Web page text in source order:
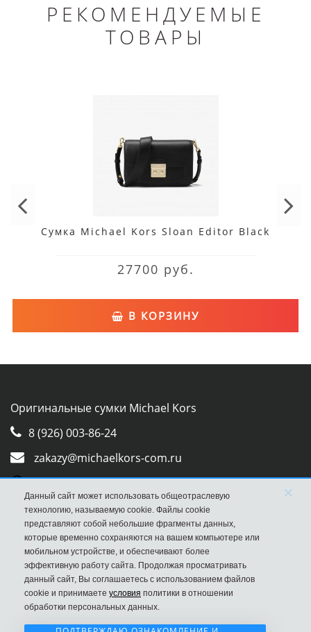
РЕКОМЕНДУЕМЫЕ
ТОВАРЫ
Сумка Michael Kors Sloan Editor Black
27700 руб.
В КОРЗИНУ
Оригинальные сумки Michael Kors
8 (926) 003-86-24
zakazy@michaelkors-com.ru
Whatsapp
Viber
Данный сайт может использовать общеотраслевую
технологию, называемую cookie. Файлы cookie
представляют собой небольшие фрагменты данных,
которые временно сохраняются на вашем компьютере или
мобильном устройстве, и обеспечивают более
эффективную работу сайта. Продолжая просматривать
данный сайт, Вы соглашаетесь с использованием файлов
cookie и принимаете условия политики в отношении
обработки персональных данных.
×